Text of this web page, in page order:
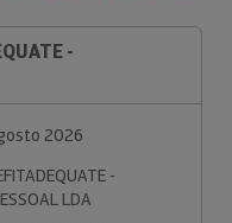
-
2026
-
LDA